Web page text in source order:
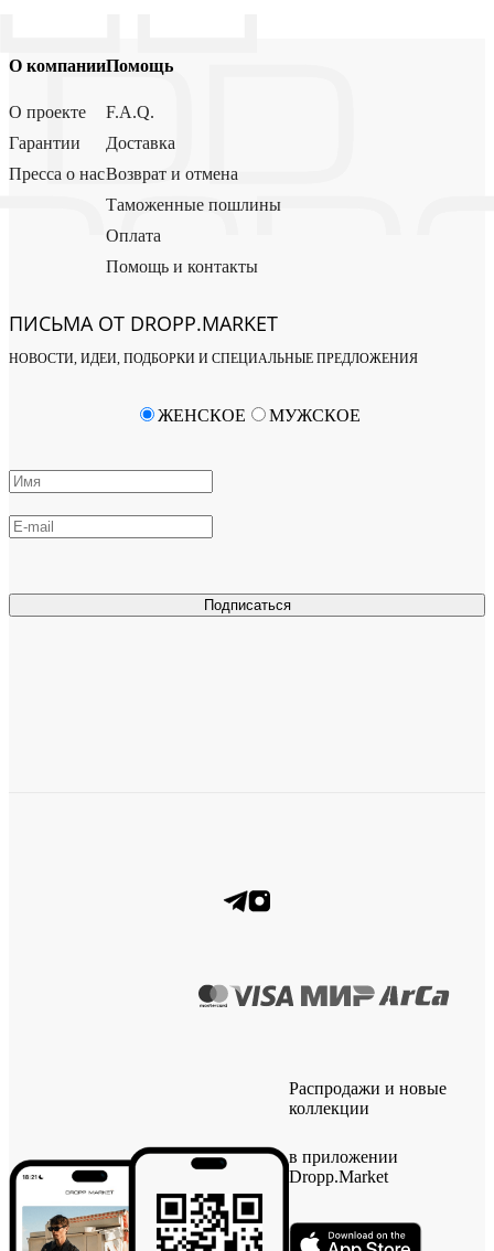
О компании
О проекте
Гарантии
Пресса о нас
Помощь
F.A.Q.
Доставка
Возврат и отмена
Таможенные пошлины
Оплата
Помощь и контакты
ПИСЬМА ОТ DROPP.MARKET
НОВОСТИ, ИДЕИ, ПОДБОРКИ И СПЕЦИАЛЬНЫЕ ПРЕДЛОЖЕНИЯ
Подписаться
ЖЕНСКОЕ МУЖСКОЕ
Распродажи и новые
коллекции
в приложении
Dropp.Market